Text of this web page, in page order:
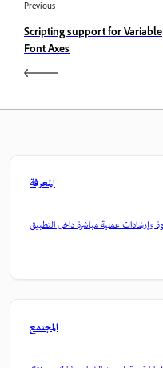
Previous
Scripting support for Variable
Font Axes
المعرفة
المجتمع